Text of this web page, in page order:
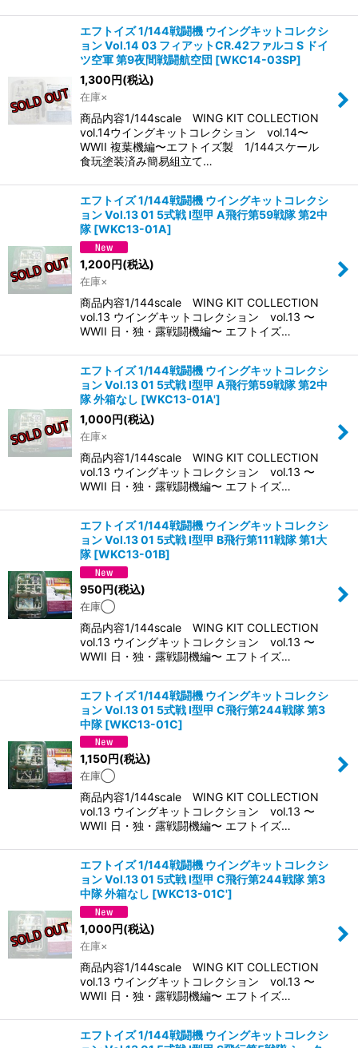
エフトイズ 1/144戦闘機 ウイングキットコレクシ
ョン Vol.14 03 フィアットCR.42ファルコ S ドイ
ツ空軍 第9夜間戦闘航空団 [WKC14-03SP]
1,300円(税込)
在庫×
商品内容1/144scale WING KIT COLLECTION
vol.14ウイングキットコレクション vol.14〜
WWII 複葉機編〜エフトイズ製 1/144スケール
食玩塗装済み簡易組立て…
エフトイズ 1/144戦闘機 ウイングキットコレクシ
ョン Vol.13 01 5式戦 I型甲 A飛行第59戦隊 第2中
隊 [WKC13-01A]
1,200円(税込)
在庫×
商品内容1/144scale WING KIT COLLECTION
vol.13 ウイングキットコレクション vol.13 〜
WWII 日・独・露戦闘機編〜 エフトイズ…
エフトイズ 1/144戦闘機 ウイングキットコレクシ
ョン Vol.13 01 5式戦 I型甲 A飛行第59戦隊 第2中
隊 外箱なし [WKC13-01A']
1,000円(税込)
在庫×
商品内容1/144scale WING KIT COLLECTION
vol.13 ウイングキットコレクション vol.13 〜
WWII 日・独・露戦闘機編〜 エフトイズ…
エフトイズ 1/144戦闘機 ウイングキットコレクシ
ョン Vol.13 01 5式戦 I型甲 B飛行第111戦隊 第1大
隊 [WKC13-01B]
950円(税込)
在庫◯
商品内容1/144scale WING KIT COLLECTION
vol.13 ウイングキットコレクション vol.13 〜
WWII 日・独・露戦闘機編〜 エフトイズ…
エフトイズ 1/144戦闘機 ウイングキットコレクシ
ョン Vol.13 01 5式戦 I型甲 C飛行第244戦隊 第3
中隊 [WKC13-01C]
1,150 円(税込)
在庫◯
商品内容1/144scale WING KIT COLLECTION
vol.13 ウイングキットコレクション vol.13 〜
WWII 日・独・露戦闘機編〜 エフトイズ…
エフトイズ 1/144戦闘機 ウイングキットコレクシ
ョン Vol.13 01 5式戦 I型甲 C飛行第244戦隊 第3
中隊 外箱なし [WKC13-01C']
1,000円(税込)
在庫×
商品内容1/144scale WING KIT COLLECTION
vol.13 ウイングキットコレクション vol.13 〜
WWII 日・独・露戦闘機編〜 エフトイズ…
エフトイズ 1/144戦闘機 ウイングキットコレクシ